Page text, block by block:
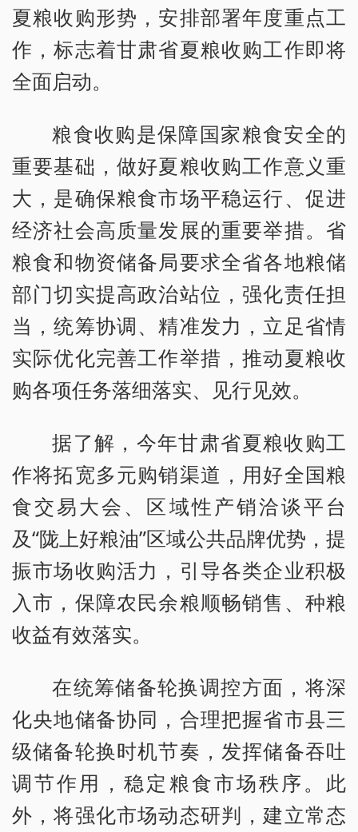
夏粮收购形势，安排部署年度重点工
作，标志着甘肃省夏粮收购工作即将
全面启动。
粮食收购是保障国家粮食安全的
重要基础，做好夏粮收购工作意义重
大，是确保粮食市场平稳运行、促进
经济社会高质量发展的重要举措。省
粮食和物资储备局要求全省各地粮储
部门切实提高政治站位，强化责任担
当，统筹协调、精准发力，立足省情
实际优化完善工作举措，推动夏粮收
购各项任务落细落实、见行见效。
据了解，今年甘肃省夏粮收购工
作将拓宽多元购销渠道，用好全国粮
食交易大会、区域性产销洽谈平台
及“陇上好粮油”区域公共品牌优势，提
振市场收购活力，引导各类企业积极
入市，保障农民余粮顺畅销售、种粮
收益有效落实。
在统筹储备轮换调控方面，将深
化央地储备协同，合理把握省市县三
级储备轮换时机节奏，发挥储备吞吐
调节作用，稳定粮食市场秩序。此
外，将强化市场动态研判，建立常态